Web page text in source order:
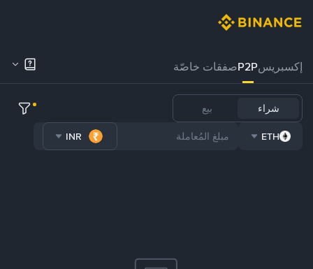
إكسبريسP2Pصفقات خاصّة
شراء بيع
ETH
INR